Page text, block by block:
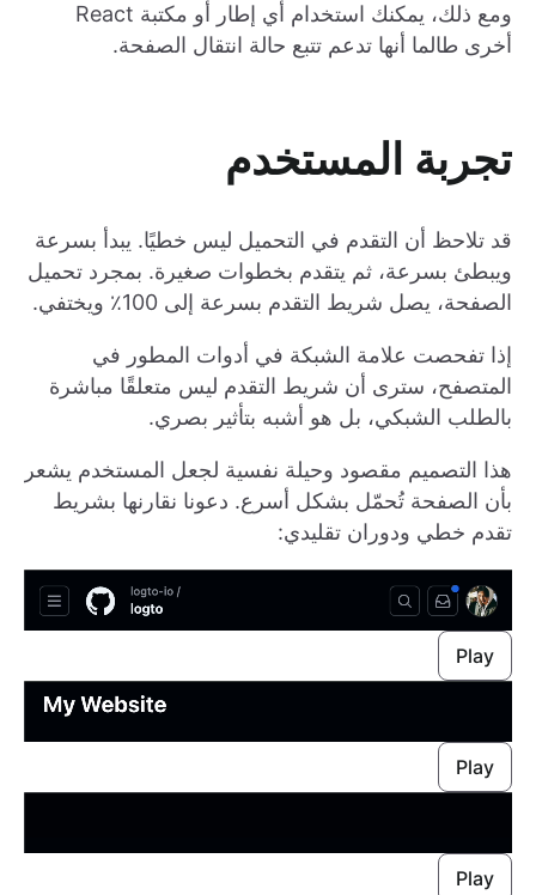
ومع ذلك، يمكنك استخدام أي إطار أو مكتبة React
أخرى طالما أنها تدعم تتبع حالة انتقال الصفحة.
تجربة المستخدم
قد تلاحظ أن التقدم في التحميل ليس خطيًا. يبدأ بسرعة
ويبطئ بسرعة، ثم يتقدم بخطوات صغيرة. بمجرد تحميل
الصفحة، يصل شريط التقدم بسرعة إلى 100٪ ويختفي.
إذا تفحصت علامة الشبكة في أدوات المطور في
المتصفح، سترى أن شريط التقدم ليس متعلقًا مباشرة
بالطلب الشبكي، بل هو أشبه بتأثير بصري.
هذا التصميم مقصود وحيلة نفسية لجعل المستخدم يشعر
بأن الصفحة تُحمّل بشكل أسرع. دعونا نقارنها بشريط
تقدم خطي ودوران تقليدي:
Play
Play
Play